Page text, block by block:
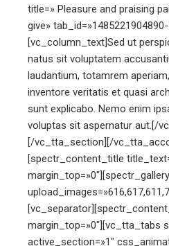
title=» Pleasure and praising
give»
[vc_column_text]Sed ut
natus sit voluptatem
laudantium, totamrem
inventore veritatis et quasi
sunt explicabo. Nemo enim
voluptas sit aspernatur aut.[/
[/vc_tta_section][/
[spectr_content_title
margin_top=»0″][spectr_gallery
margin_top=»0″][vc_tta_tabs
active_section=»1″